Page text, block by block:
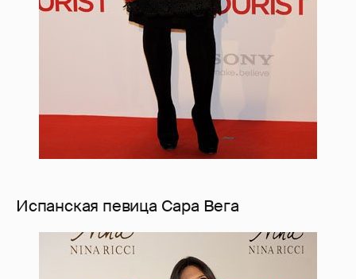
Испанская певица Сара Вега